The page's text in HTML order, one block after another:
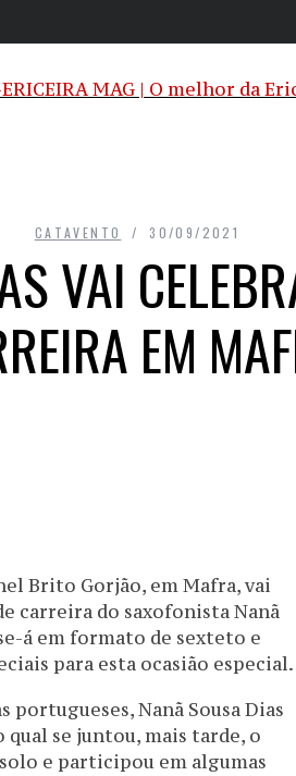
CATAVENTO 30/09/2021
VAI
EM
Brito Gorjão, em Mafra, vai
carreira do saxofonista Nanã
á em formato de sexteto e
para esta ocasião especial.
Nanã Sousa Dias
qual se juntou, mais tarde, o
e participou em algumas